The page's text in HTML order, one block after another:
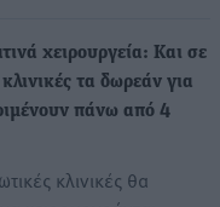
χειρουργεία: Και σε
κλινικές τα δωρεάν για
πάνω από 4
κλινικές θα